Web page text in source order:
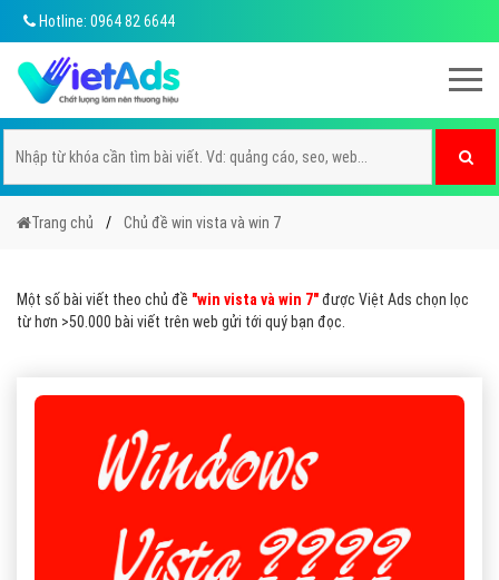
Hotline: 0964 82 6644
Trang chủ Chủ đề win vista và win 7
Một số bài viết theo chủ đề "win vista và win 7"được Việt Ads chọn lọc
từ hơn >50.000 bài viết trên web gửi tới quý bạn đọc.